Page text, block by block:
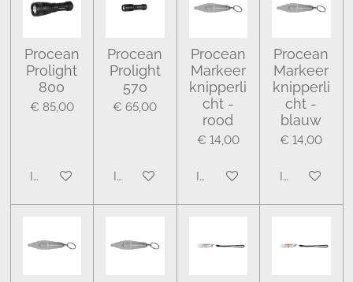
Procean
Prolight
800
€ 85,00
In winkelwagen
Procean
Prolight
570
€ 65,00
In winkelwagen
Procean
Markeer
knipperli
cht -
rood
€ 14,00
In winkelwagen
Procean
Markeer
knipperli
cht -
blauw
€ 14,00
In